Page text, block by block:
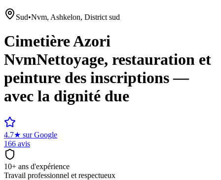
Sud•Nvm, Ashkelon, District sud
CimetièreAzori
NvmNettoyage, restauration et
peinture des inscriptions —
avec la dignité due
4.7★ sur Google
166 avis
10+ ans d'expérience
Travail professionnel et respectueux